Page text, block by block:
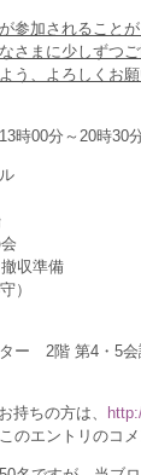
参加されることが
さまに少しずつ
う、よろしくお願
時00分～20時30
収準備
）
ー 2階 第4・5会
持ちの方は、
のエントリのコ